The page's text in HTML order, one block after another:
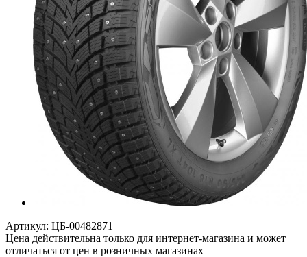
Артикул: ЦБ-00482871
Цена действительна только для интернет-магазина и может
отличаться от цен в розничных магазинах